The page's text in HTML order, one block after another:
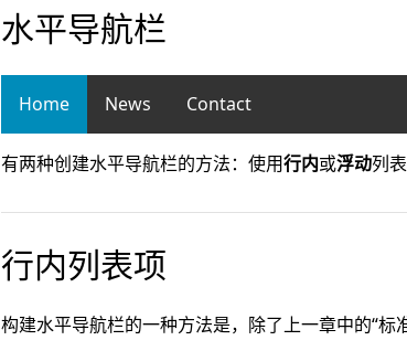
水平导航栏
Home News Contact
有两种创建水平导航栏的方法：使用行内或浮动列表
行内列表项
构建水平导航栏的一种方法是，除了上一章中的“标